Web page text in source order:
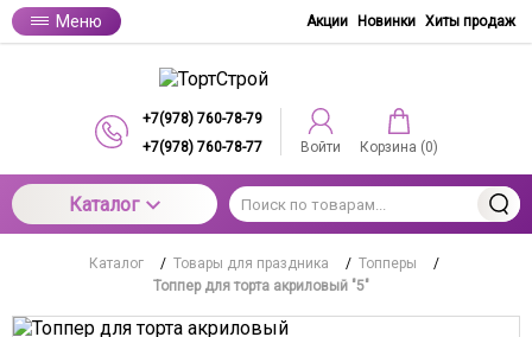
Меню Акции Новинки Хиты продаж
+7(978) 760-78-79
+7(978) 760-78-77
Войти Корзина (0)
Каталог
Каталог / Товары для праздника / Топперы
/
Топпер для торта акриловый "5"